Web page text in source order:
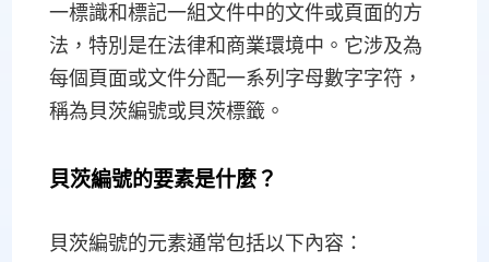
一標識和標記一組文件中的文件或頁面的方
法，特別是在法律和商業環境中。它涉及為
每個頁面或文件分配一系列字母數字字符，
稱為貝茨編號或貝茨標籤。
貝茨編號的要素是什麼？
貝茨編號的元素通常包括以下內容：